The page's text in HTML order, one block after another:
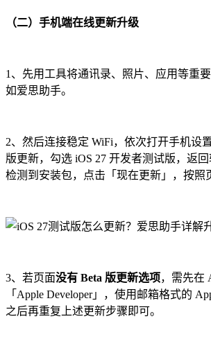
（二）手机端在线更新升级
1、先用工具将通讯录、照片、应用等重
如爱思助手。
2、然后连接稳定 WiFi，依次打开手机设
版更新，勾选 iOS 27 开发者测试版，返
检测到安装包，点击「现在更新」，按照
3、若页面没有 Beta 版更新选项，需先在
「Apple Developer」，使用邮箱格式的
之后再重复上述更新步骤即可。